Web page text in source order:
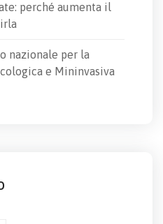
perché aumenta il
nazionale per la
e Mininvasiva